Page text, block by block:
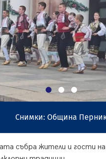
Снимки: Община Перник
събра жители и гости